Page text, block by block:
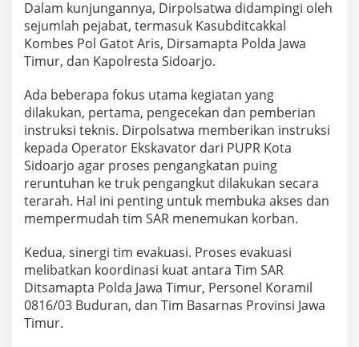
o
l
i
F
k
u
s
A
n
g
k
a
t
P
i
n
g
d
a
Dalam kunjungannya, Dirpolsatwa didampingi oleh
sejumlah pejabat, termasuk Kasubditcakkal
Kombes Pol Gatot Aris, Dirsamapta Polda Jawa
Timur, dan Kapolresta Sidoarjo.
Ada beberapa fokus utama kegiatan yang
dilakukan, pertama, pengecekan dan pemberian
instruksi teknis. Dirpolsatwa memberikan instruksi
kepada Operator Ekskavator dari PUPR Kota
Sidoarjo agar proses pengangkatan puing
reruntuhan ke truk pengangkut dilakukan secara
terarah. Hal ini penting untuk membuka akses dan
mempermudah tim SAR menemukan korban.
Kedua, sinergi tim evakuasi. Proses evakuasi
melibatkan koordinasi kuat antara Tim SAR
Ditsamapta Polda Jawa Timur, Personel Koramil
0816/03 Buduran, dan Tim Basarnas Provinsi Jawa
Timur.